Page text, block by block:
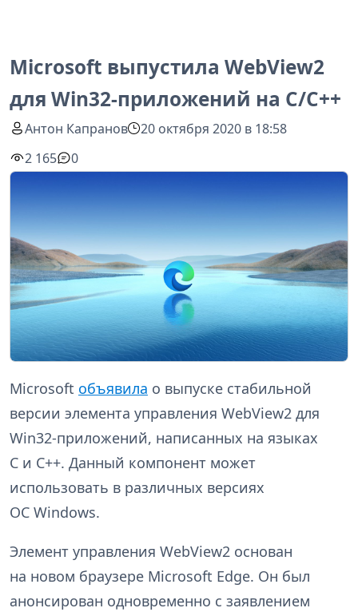
Microsoft выпустила WebView2
для Win32-приложений на C/C++
Антон Капранов
20 октября 2020 в 18:58
2 165
0
Microsoft объявила о выпуске стабильной
версии элемента управления WebView2 для
Win32-приложений, написанных на языках
C и C++. Данный компонент может
использовать в различных версиях
ОС Windows.
Элемент управления WebView2 основан
на новом браузере Microsoft Edge. Он был
анонсирован одновременно с заявлением